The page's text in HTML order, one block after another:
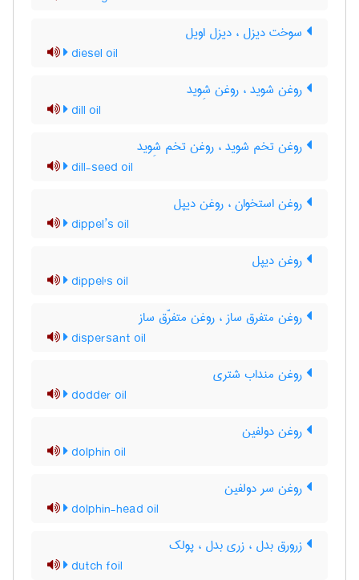
سوخت دیزل ، دیزل اویل
diesel oil
روغن شوید ، روغن شِوید
dill oil
روغن تخم شوید ، روغن تخم شِوید
dill-seed oil
روغن استخوان ، روغن دیپل
dippel’s oil
روغن دیپل
dippel's oil
روغن متفرق ساز ، روغن متفرّق ساز
dispersant oil
روغن منداب شتری
dodder oil
روغن دولفین
dolphin oil
روغن سر دولفین
dolphin-head oil
زرورق بدل ، زری بدل ، پولک
dutch foil